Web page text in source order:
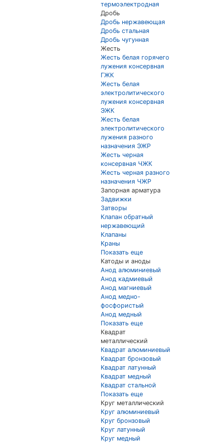
термоэлектродная
Дробь
Дробь нержавеющая
Дробь стальная
Дробь чугунная
Жесть
Жесть белая горячего
лужения консервная
ГЖК
Жесть белая
электролитического
лужения консервная
ЭЖК
Жесть белая
электролитического
лужения разного
назначения ЭЖР
Жесть черная
консервная ЧЖК
Жесть черная разного
назначения ЧЖР
Запорная арматура
Задвижки
Затворы
Клапан обратный
нержавеющий
Клапаны
Краны
Показать еще
Катоды и аноды
Анод алюминиевый
Анод кадмиевый
Анод магниевый
Анод медно-
фосфористый
Анод медный
Показать еще
Квадрат
металлический
Квадрат алюминиевый
Квадрат бронзовый
Квадрат латунный
Квадрат медный
Квадрат стальной
Показать еще
Круг металлический
Круг алюминиевый
Круг бронзовый
Круг латунный
Круг медный